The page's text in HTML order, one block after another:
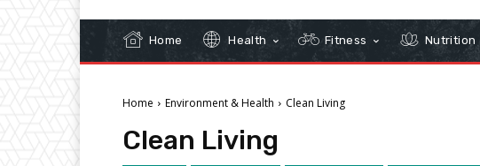
Home Health Fitness Nutrition
Home Environment & Health Clean Living
Clean Living